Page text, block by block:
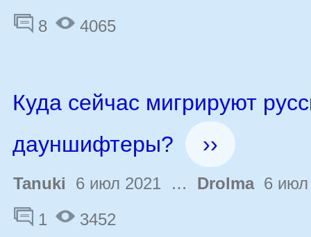
8
4065
Куда сейчас мигрируют
дауншифтеры?
››
Tanuki 6 июл 2021 … Drolma6 июл
1
3452